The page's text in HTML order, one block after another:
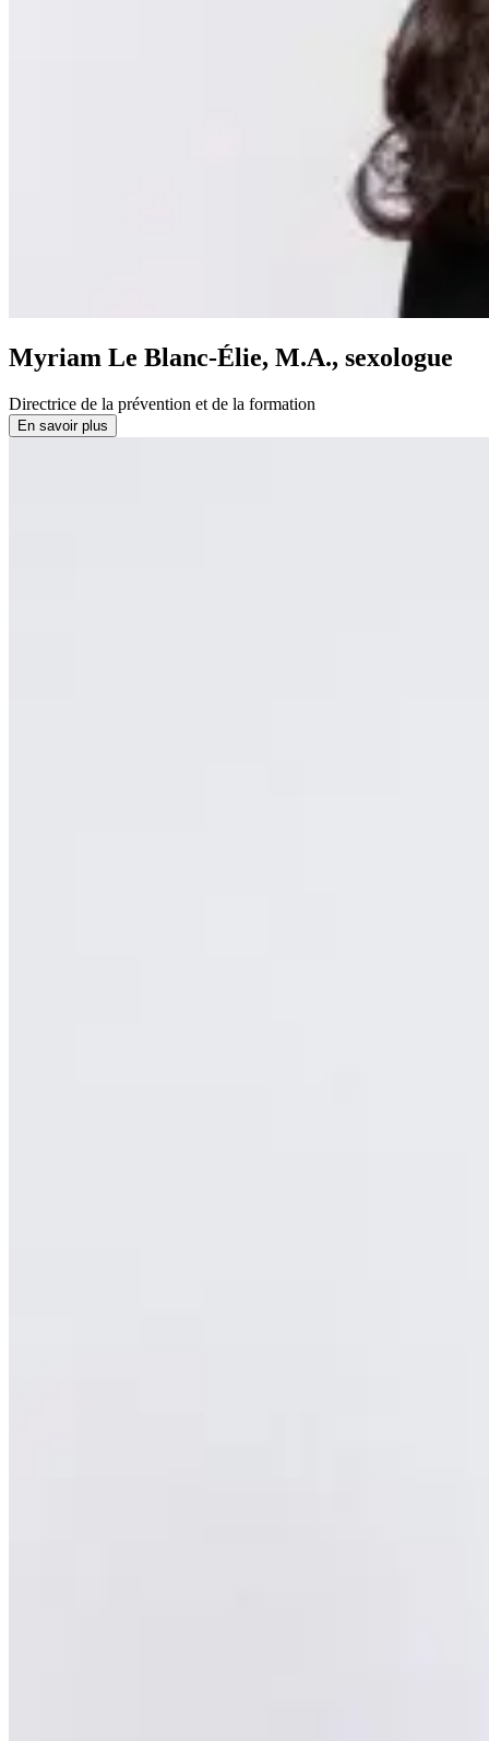
Myriam Le Blanc-Élie, M.A., sexologue
Directrice de la prévention et de la formation
En savoir plus